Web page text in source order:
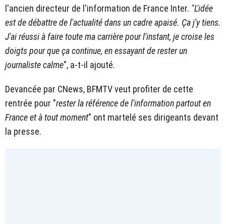
l'ancien directeur de l'information de France Inter. "L'idée
est de débattre de l'actualité dans un cadre apaisé. Ça j'y tiens.
J'ai réussi à faire toute ma carrière pour l'instant, je croise les
doigts pour que ça continue, en essayant de rester un
journaliste calme", a-t-il ajouté.
Devancée par CNews, BFMTV veut profiter de cette
rentrée pour "rester la référence de l'information partout en
France et à tout moment" ont martelé ses dirigeants devant
la presse.